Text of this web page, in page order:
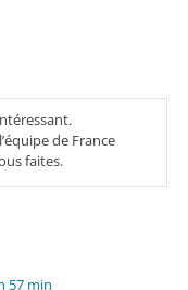
de France
faites.
57 min